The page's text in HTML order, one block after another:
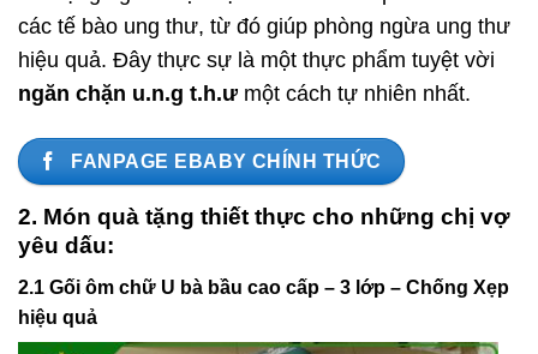
các tế bào ung thư, từ đó giúp phòng ngừa ung thư
hiệu quả. Đây thực sự là một thực phẩm tuyệt vời
ngăn chặn u.n.g t.h.ư một cách tự nhiên nhất.
FANPAGE EBABY CHÍNH THỨC
2. Món quà tặng thiết thực cho những chị vợ
yêu dấu:
2.1 Gối ôm chữ U bà bầu cao cấp – 3 lớp – Chống Xẹp
hiệu quả